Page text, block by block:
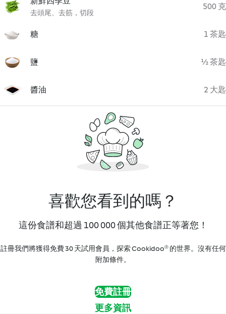
去頭尾、去筋，切段
500 克
糖 1 茶匙
鹽 ½ 茶匙
醬油 2 大匙
喜歡您看到的嗎？
這份食譜和超過 100 000 個其他食譜正等著您！
註冊我們將獲得免費 30 天試用會員，探索 Cookidoo® 的世界。沒有任何
附加條件。
免費註冊
更多資訊